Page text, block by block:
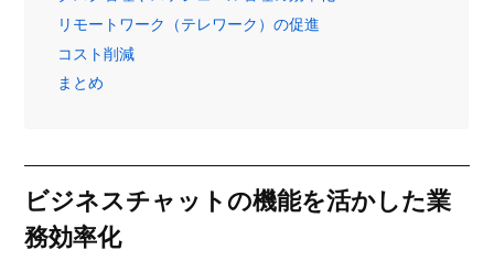
リモートワーク（テレワーク）の促進
コスト削減
まとめ
ビジネスチャットの機能を活かした業
務効率化